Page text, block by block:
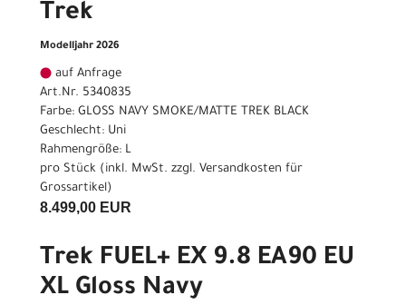
Trek
Modelljahr 2026
auf Anfrage
Art.Nr. 5340835
Farbe: GLOSS NAVY SMOKE/MATTE TREK BLACK
Geschlecht: Uni
Rahmengröße: L
pro Stück (inkl. MwSt. zzgl. Versandkosten für
Grossartikel)
8.499,00 EUR
Trek FUEL+ EX 9.8 EA90 EU
XL Gloss Navy